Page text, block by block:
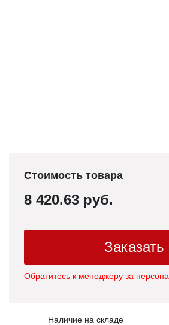
Стоимость товара
8 420.63 руб.
Заказать
Обратитесь к менеджеру за
Наличие на складе